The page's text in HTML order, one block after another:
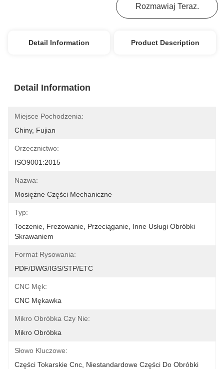
Rozmawiaj Teraz.
Detail Information Product Description
Detail Information
Miejsce Pochodzenia:
Chiny, Fujian
Orzecznictwo:
ISO9001:2015
Nazwa:
Mosiężne Części Mechaniczne
Typ:
Toczenie, Frezowanie, Przeciąganie, Inne Usługi Obróbki
Skrawaniem
Format Rysowania:
PDF/DWG/IGS/STP/ETC
CNC Męk:
CNC Mękawka
Mikro Obróbka Czy Nie:
Mikro Obróbka
Słowo Kluczowe:
Części Tokarskie Cnc, Niestandardowe Części Do Obróbki